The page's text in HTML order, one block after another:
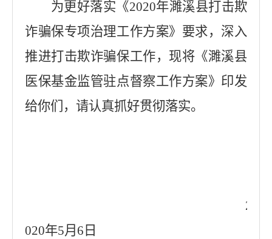
为更好落实《2020年濉溪县打击欺
诈骗保专项治理工作方案》要求，深入
推进打击欺诈骗保工作，现将《濉溪县
医保基金监管驻点督察工作方案》印发
给你们，请认真抓好贯彻落实。
2
020年5月 6 日